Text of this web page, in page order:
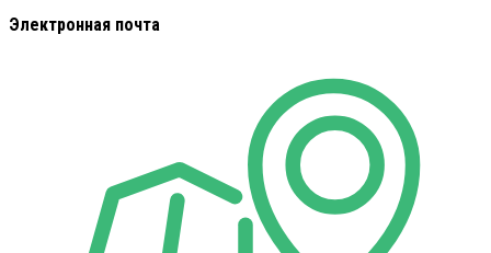
Электронная почта